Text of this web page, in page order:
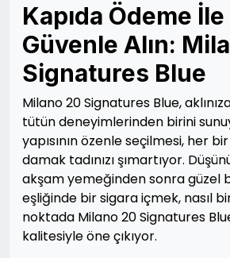
Kapıda Ödeme
Güvenle Alın:
Signatures Blue
Milano 20 Signatures Blue,
tütün deneyimlerinden birini
yapısının özenle seçilmesi, her
damak tadınızı şımartıyor.
akşam yemeğinden sonra güzel
eşliğinde bir sigara içmek, nasıl
noktada Milano 20 Signatures
kalitesiyle öne çıkıyor.